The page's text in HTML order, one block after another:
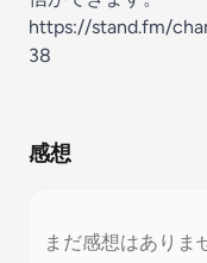
https://stand.fm/
38
感想
まだ感想はありま